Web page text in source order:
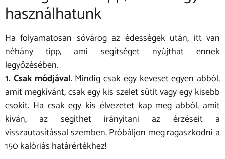
használhatunk
Ha folyamatosan sóvárog az édességek után, itt van
néhány tipp, ami segítséget nyújthat ennek
legyőzésében.
1. Csak módjával. Mindig csak egy keveset egyen abból,
amit megkívánt, csak egy kis szelet sütit vagy egy kisebb
csokit. Ha csak egy kis élvezetet kap meg abból, amit
kíván, az segíthet irányítani az érzéseit a
visszautasítással szemben. Próbáljon meg ragaszkodni a
150 kalóriás határértékhez!